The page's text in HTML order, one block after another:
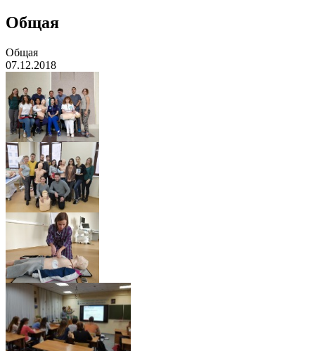
Общая
Общая
07.12.2018